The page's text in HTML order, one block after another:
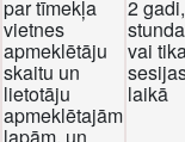
par tīmekļa
vietnes
apmeklētāju
skaitu un
lietotāju
apmeklētajām
2
vai
laikā